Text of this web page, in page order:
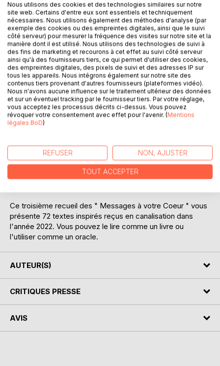
Vous êtes tous des êtres Divins
Vous êtes tous des êtres humains capables
De diffuser la Lumière sur cette Terre
Bien souvent cela a été oublié
Notre Terre et ses habitants sont en pleine mutation.
L'Univers nous invite à devenir une nouvelle Humanité
empreinte d'Amour et de Lumière en élevant nos vibrations
et en élargissant notre conscience.
Cela n'est pas facile mais nous sommes aidés dans ce
cheminement par des êtres bienveillants.
d'oeil, des éclairages, des clefs pour traverser cette
période de transition plus sereinement.
Ils vous aident à vous rappeler qui vous êtes vraiment : des
transmetteurs de Lumière venus pour spiritualiser la
Ce troisième recueil des " Messages à votre Coeur " vous
présente 72 textes inspirés reçus en canalisation dans
l'année 2022. Vous pouvez le lire comme un livre ou
l'utiliser comme un oracle.
AUTEUR(S)
CRITIQUES PRESSE
AVIS
Nous utilisons des cookies et des technologies similaires sur notre
site web. Certains d'entre eux sont essentiels et techniquement
nécessaires. Nous utilisons également des méthodes d'analyse (par
exemple des cookies ou des empreintes digitales, ainsi que le suivi
côté serveur) pour mesurer la fréquence des visites sur notre site et la
manière dont il est utilisé. Nous utilisons des technologies de suivi à
des fins de marketing et recourons à cet effet au suivi côté serveur
ainsi qu'à des fournisseurs tiers, ce qui permet d'utiliser des cookies,
des empreintes digitales, des pixels de suivi et des adresses IP sur
tous les appareils. Nous intégrons également sur notre site des
contenus tiers provenant d'autres fournisseurs (plateformes vidéo).
Nous n'avons aucune influence sur le traitement ultérieur des données
et sur un éventuel tracking par le fournisseur tiers. Par votre réglage,
vous acceptez les processus décrits ci-dessus. Vous pouvez
révoquer votre consentement avec effet pour l'avenir. (Mentions
légales BoD)
REFUSER NON, AJUSTER
TOUT ACCEPTER